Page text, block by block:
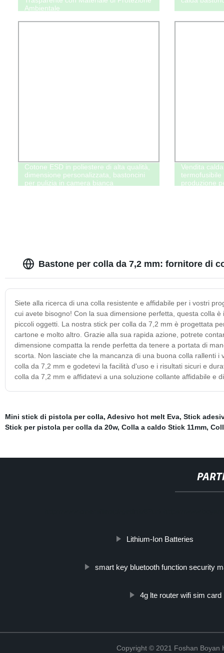
Ambientale
Cotone ESD in poliestere di alta qualità,
dimensione personalizzata, bastoncini
per pulizia in camera bianca
Vendita
termofusibile
produzione
Bastone per colla da 7,2 mm: fornitore di
Siete alla ricerca di una colla resistente e affidabile per i vostri
cui avete bisogno! Con la sua dimensione perfetta, questa colla
piccoli oggetti. La nostra stick per colla da 7,2 mm è progettata
cartone e molto altro. Grazie alla sua rapida azione, potrete
dimensione compatta la rende perfetta da tenere a portata di
scorta. Non lasciate che la mancanza di una buona colla rallenti
colla da 7,2 mm e godetevi la facilità d'uso e i risultati sicuri e
colla da 7,2 mm e affidatevi a una soluzione collante affidabile e
Mini stick di pistola per colla, Adesivo hot melt Eva, Stick
Stick per pistola per colla da 20w, Colla a caldo Stick 11mm,
Lithium-Ion Batteries
smart key bluetooth function security
4g lte router wifi sim card
Copyright © 2021 Foshan Boyan